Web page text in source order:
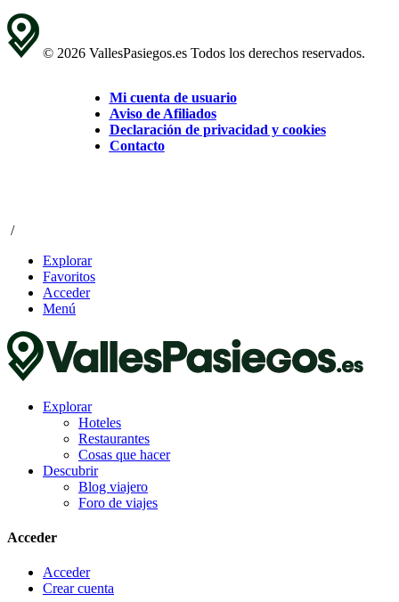
© 2026 VallesPasiegos.es Todos los derechos reservados.
Mi cuenta de usuario
Aviso de Afiliados
Declaración de privacidad y cookies
Contacto
/
Explorar
Favoritos
Acceder
Menú
Explorar
Hoteles
Restaurantes
Cosas que hacer
Descubrir
Blog viajero
Foro de viajes
Acceder
Acceder
Crear cuenta